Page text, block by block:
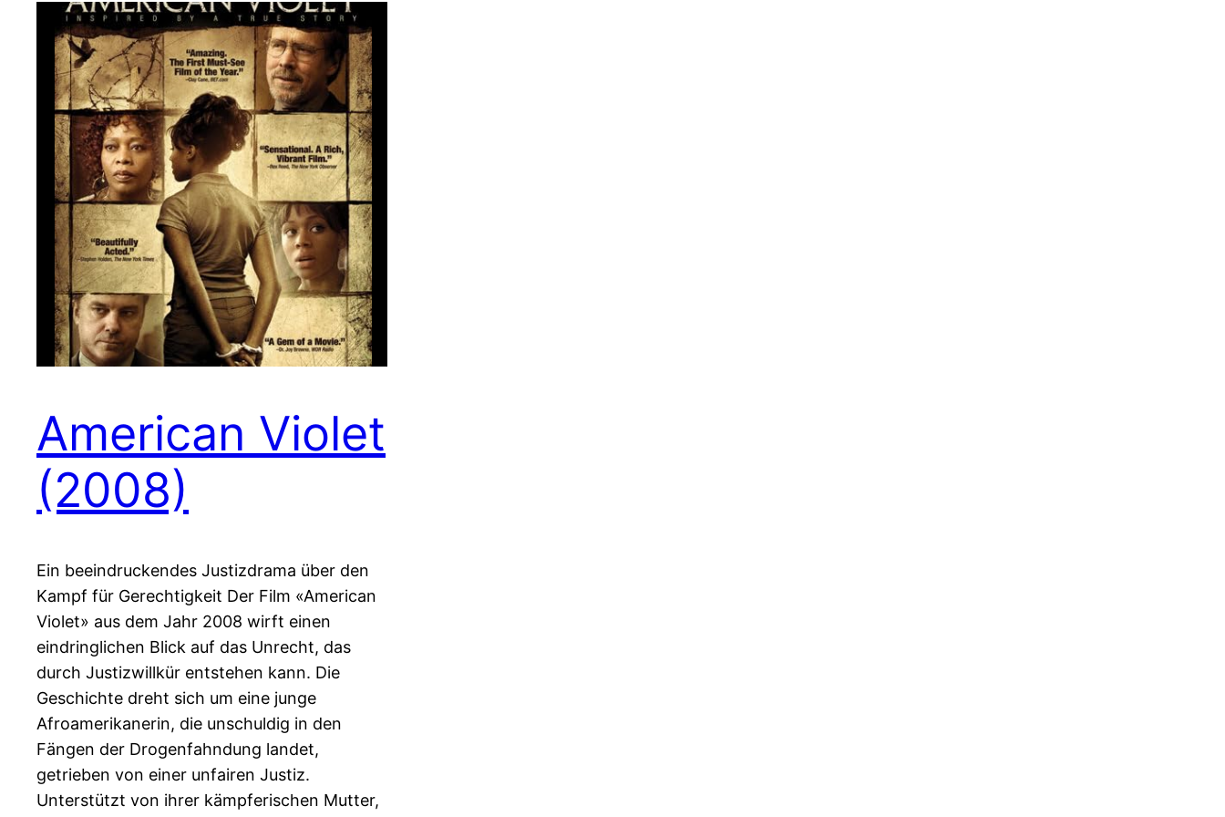
American Violet
(2008)
Ein beeindruckendes Justizdrama über den
Kampf für Gerechtigkeit Der Film «American
Violet» aus dem Jahr 2008 wirft einen
eindringlichen Blick auf das Unrecht, das
durch Justizwillkür entstehen kann. Die
Geschichte dreht sich um eine junge
Afroamerikanerin, die unschuldig in den
Fängen der Drogenfahndung landet,
getrieben von einer unfairen Justiz.
Unterstützt von ihrer kämpferischen Mutter,